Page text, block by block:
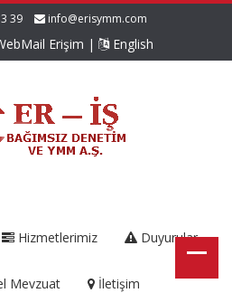
39 info@erisymm.com
Erişim | English
Hizmetlerimiz Duyurular
Mevzuat İletişim